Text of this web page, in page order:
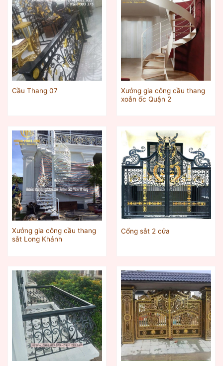
Cầu Thang 07
Xưởng gia công cầu thang
xoắn ốc Quận 2
Xưởng gia công cầu thang
sắt Long Khánh
Cổng sắt 2 cửa